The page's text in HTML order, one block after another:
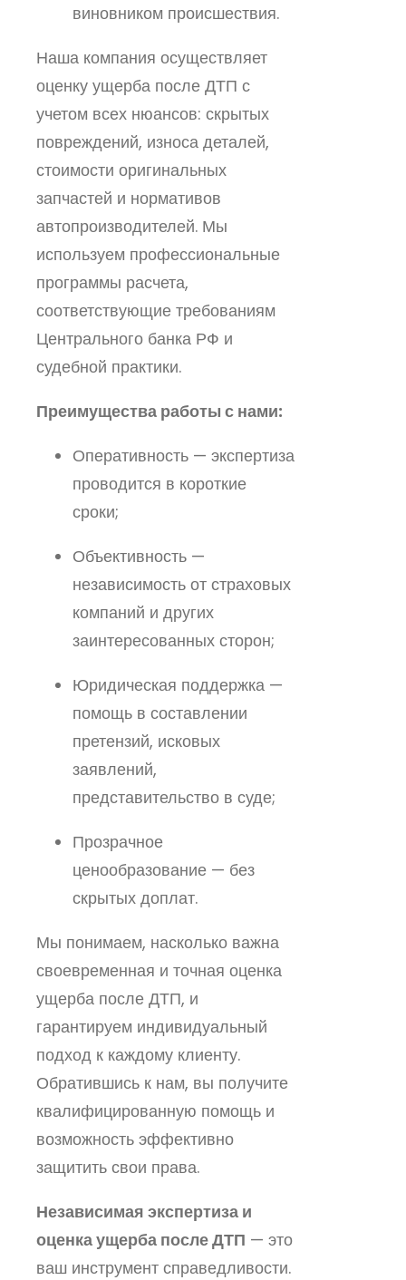
виновником происшествия.
Наша компания осуществляет
оценку ущерба после ДТП с
учетом всех нюансов: скрытых
повреждений, износа деталей,
стоимости оригинальных
запчастей и нормативов
автопроизводителей. Мы
используем профессиональные
программы расчета,
соответствующие требованиям
Центрального банка РФ и
судебной практики.
Преимущества работы с нами:
Оперативность — экспертиза
проводится в короткие
сроки;
Объективность —
независимость от страховых
компаний и других
заинтересованных сторон;
Юридическая поддержка —
помощь в составлении
претензий, исковых
заявлений,
представительство в суде;
Прозрачное
ценообразование — без
скрытых доплат.
Мы понимаем, насколько важна
своевременная и точная оценка
ущерба после ДТП, и
гарантируем индивидуальный
подход к каждому клиенту.
Обратившись к нам, вы получите
квалифицированную помощь и
возможность эффективно
защитить свои права.
Независимая экспертиза и
оценка ущерба после ДТП — это
ваш инструмент справедливости.